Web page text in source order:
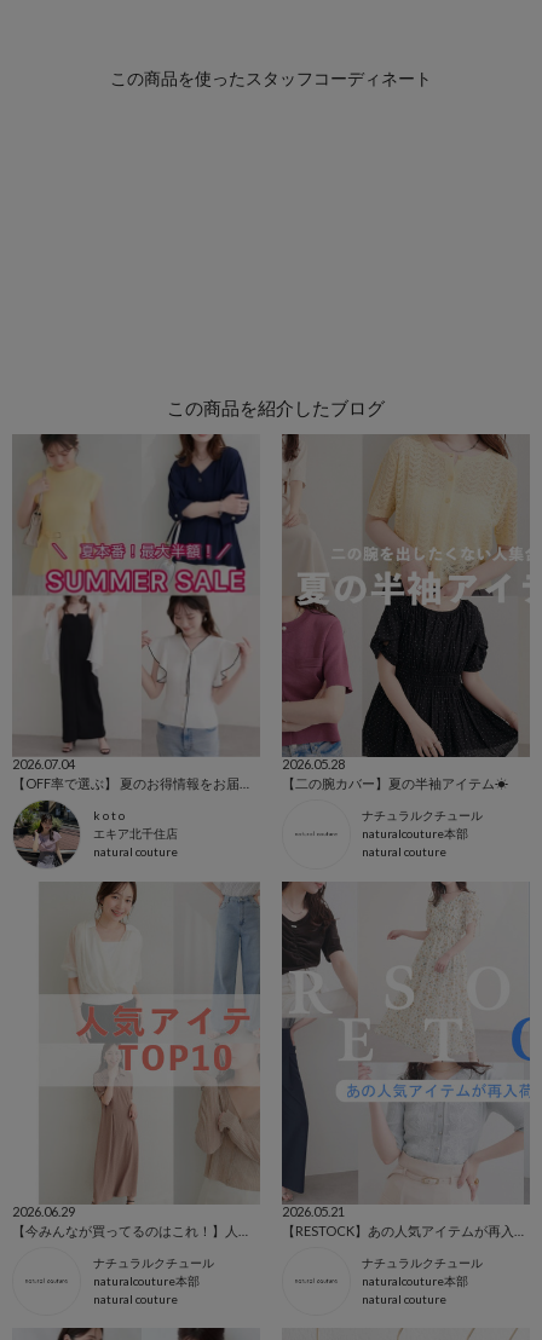
この商品を紹介したブログ
2026.07.04
k o t o
エキア北千住店
natural couture
2026.05.28
【二の腕カバー】夏の半袖アイテム☀
ナチュラルクチュール
naturalcouture本部
natural couture
2026.06.29
ナチュラルクチュール
naturalcouture本部
natural couture
2026.05.21
ナチュラルクチュール
naturalcouture本部
natural couture